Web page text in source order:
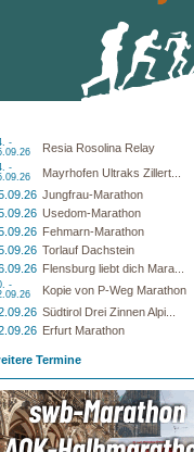
-
Resia Rosolina Relay
-
Mayrhofen Ultraks Zillert...
Jungfrau-Marathon
Usedom-Marathon
Fehmarn-Marathon
Torlauf Dachstein
Flensburg liebt dich Mara...
-
Kopie von P-Weg Marathon
Südtirol Drei Zinnen Alpi...
Erfurt Marathon
Termine